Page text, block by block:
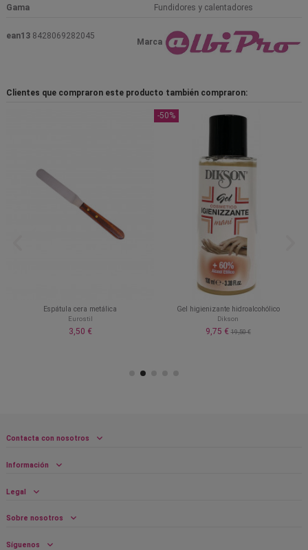
Gama Fundidores y calentadores
Marca
ean13 8428069282045
Clientes que compraron este producto también compraron:
Espátula cera metálica
Eurostil
3,50 €
-50%
Gel higienizante hidroalcohólico
Dikson
9,75 €19,50 €
Contacta con nosotros
Información
Legal
Sobre nosotros
Síguenos